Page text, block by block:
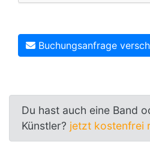
Buchungsanfrage
Du hast auch eine Band
Künstler? jetzt kostenfrei